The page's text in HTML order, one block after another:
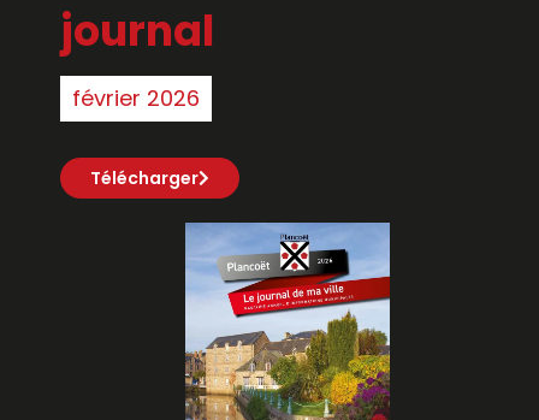
journal
février 2026
Télécharger